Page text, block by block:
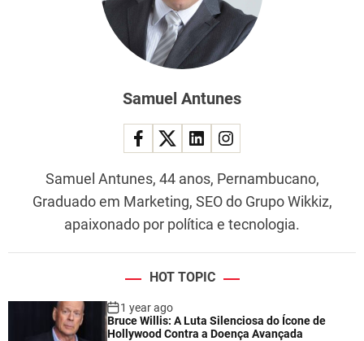
Samuel Antunes
Samuel Antunes, 44 anos, Pernambucano,
Graduado em Marketing, SEO do Grupo Wikkiz,
apaixonado por política e tecnologia.
HOT TOPIC
1 year ago
Bruce Willis: A Luta Silenciosa do Ícone de
Hollywood Contra a Doença Avançada